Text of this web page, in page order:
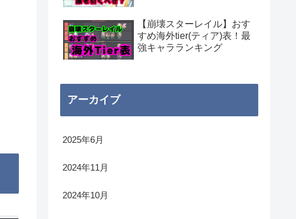
【崩壊スターレイル】おす
すめ海外tier(ティア)表！最
強キャラランキング
アーカイブ
2025年6月
2024年11月
2024年10月